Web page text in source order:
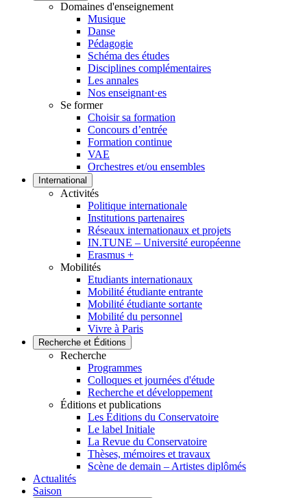
Domaines d'enseignement
Musique
Danse
Pédagogie
Schéma des études
Disciplines complémentaires
Les annales
Nos enseignant·es
Se former
Choisir sa formation
Concours d’entrée
Formation continue
VAE
Orchestres et/ou ensembles
International
Activités
Politique internationale
Institutions partenaires
Réseaux internationaux et projets
IN.TUNE – Université européenne
Erasmus +
Mobilités
Etudiants internationaux
Mobilité étudiante entrante
Mobilité étudiante sortante
Mobilité du personnel
Vivre à Paris
Recherche et Éditions
Recherche
Programmes
Colloques et journées d'étude
Recherche et développement
Éditions et publications
Les Éditions du Conservatoire
Le label Initiale
La Revue du Conservatoire
Thèses, mémoires et travaux
Scène de demain – Artistes diplômés
Actualités
Saison